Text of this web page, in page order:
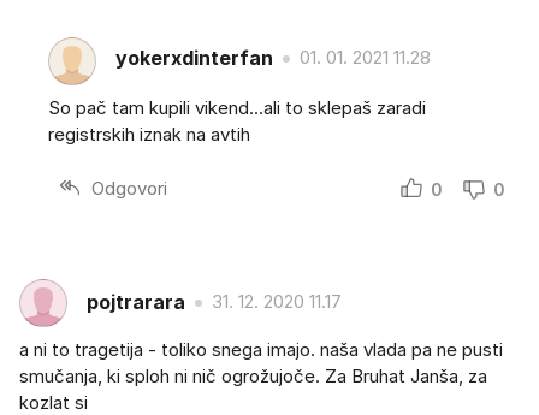
yokerxdinterfan 01. 01. 2021 11.28
So pač tam kupili vikend...ali to sklepaš zaradi
registrskih iznak na avtih
Odgovori 0 0
pojtrarara 31. 12. 2020 11.17
a ni to tragetija - toliko snega imajo. naša vlada pa ne pusti
smučanja, ki sploh ni nič ogrožujoče. Za Bruhat Janša, za
kozlat si